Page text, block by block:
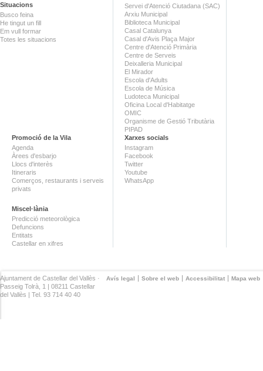
Situacions
Busco feina
He tingut un fill
Em vull formar
Totes les situacions
Servei d'Atenció Ciutadana (SAC)
Arxiu Municipal
Biblioteca Municipal
Casal Catalunya
Casal d'Avis Plaça Major
Centre d'Atenció Primària
Centre de Serveis
Deixalleria Municipal
El Mirador
Escola d'Adults
Escola de Música
Ludoteca Municipal
Oficina Local d'Habitatge
OMIC
Organisme de Gestió Tributària
PIPAD
Promoció de la Vila
Agenda
Àrees d'esbarjo
Llocs d'interès
Itineraris
Comerços, restaurants i serveis
privats
Miscel·lània
Predicció meteorològica
Defuncions
Entitats
Castellar en xifres
Xarxes socials
Instagram
Facebook
Twitter
Youtube
WhatsApp
Avís legal Sobre el web Accessibilitat Mapa web
Ajuntament de Castellar del Vallès ·
Passeig Tolrà, 1 | 08211 Castellar
del Vallès | Tel. 93 714 40 40